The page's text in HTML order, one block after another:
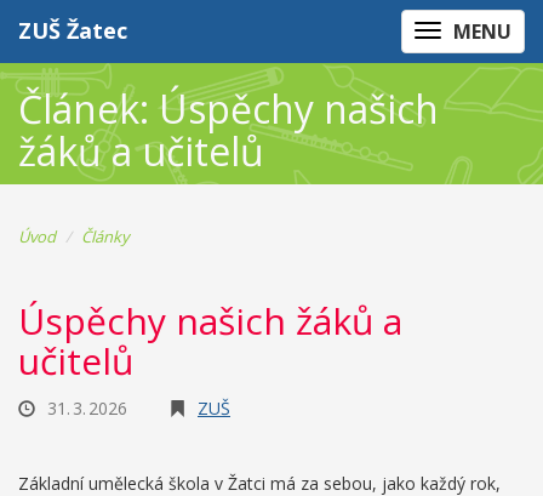
MENU
ZUŠ Žatec
Článek: Úspěchy našich
žáků a učitelů
Úvod Články
Úspěchy našich žáků a
učitelů
31. 3. 2026 ZUŠ
Základní umělecká škola v Žatci má za sebou, jako každý rok,